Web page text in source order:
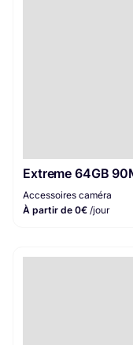
Extreme 64GB
Accessoires caméra
À partir de 0€ /jour